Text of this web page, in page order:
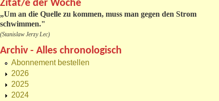
Zitat/e der Woche
„Um an die Quelle zu kommen, muss man gegen den Strom
schwimmen."
(Stanislaw Jerzy Lec)
Archiv - Alles chronologisch
Abonnement bestellen
2026
2025
2024